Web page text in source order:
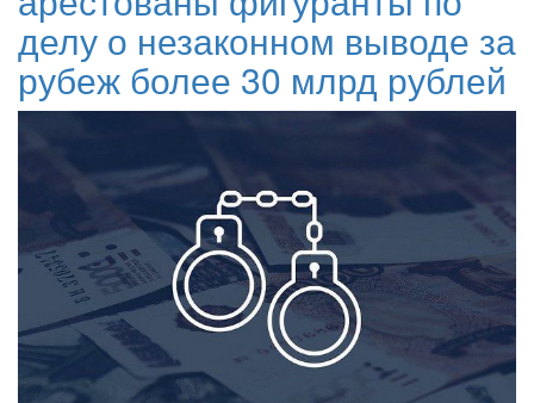
делу о незаконном выводе за
рубеж более 30 млрд рублей